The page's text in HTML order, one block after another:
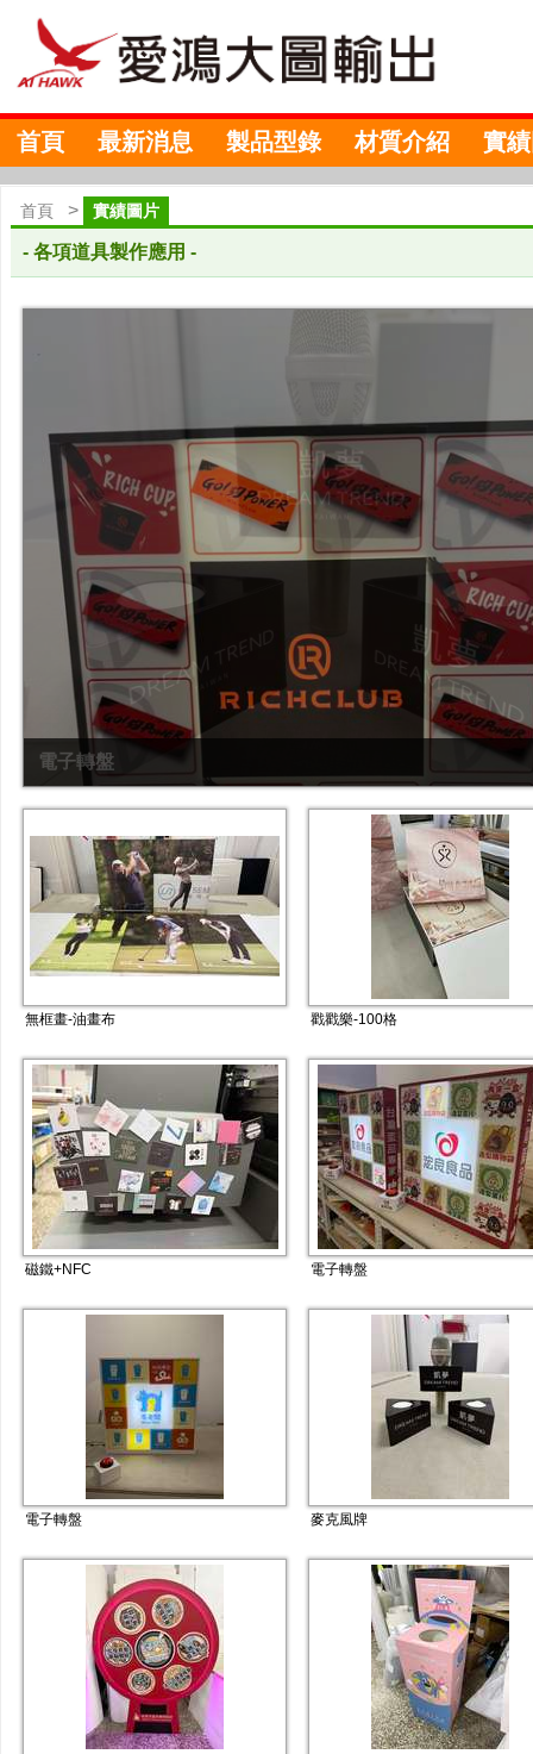
首頁 最新消息 製品型錄 材質介紹 實
首頁 > 實績圖片
- 各項道具製作應用 -
電子轉盤
電子轉盤,活動道具,抽獎
無框畫-油畫布 戳戳樂-100格
磁鐵+NFC 電子轉盤
電子轉盤 麥克風牌